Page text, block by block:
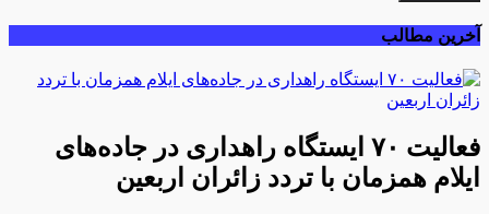
آخرین مطالب
فعالیت ۷۰ ایستگاه راهداری در جاده‌های
ایلام همزمان با تردد زائران اربعین